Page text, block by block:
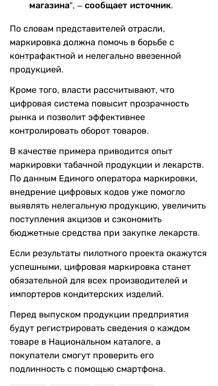
магазина”, – сообщает источник.
По словам представителей отрасли,
маркировка должна помочь в борьбе с
контрафактной и нелегально ввезенной
продукцией.
Кроме того, власти рассчитывают, что
цифровая система повысит прозрачность
рынка и позволит эффективнее
контролировать оборот товаров.
В качестве примера приводится опыт
маркировки табачной продукции и лекарств.
По данным Единого оператора маркировки,
внедрение цифровых кодов уже помогло
выявлять нелегальную продукцию, увеличить
поступления акцизов и сэкономить
бюджетные средства при закупке лекарств.
Если результаты пилотного проекта окажутся
успешными, цифровая маркировка станет
обязательной для всех производителей и
импортеров кондитерских изделий.
Перед выпуском продукции предприятия
будут регистрировать сведения о каждом
товаре в Национальном каталоге, а
покупатели смогут проверить его
подлинность с помощью смартфона.